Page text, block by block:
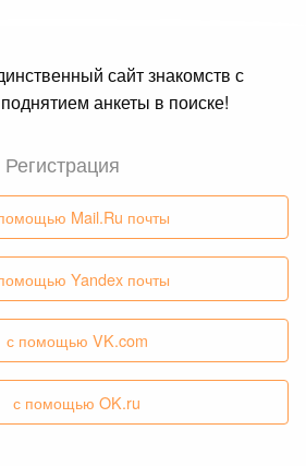
сайт знакомств с
анкеты в поиске!
Регистрация
Mail.Ru почты
Yandex почты
с помощью VK.com
с помощью OK.ru